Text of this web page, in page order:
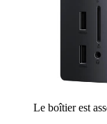
Le boîtier est